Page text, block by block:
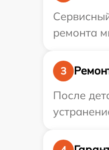
ремонта
3
После